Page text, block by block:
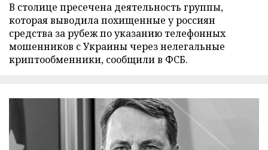
В столице пресечена деятельность группы,
которая выводила похищенные у россиян
средства за рубеж по указанию телефонных
мошенников с Украины через нелегальные
криптообменники, сообщили в ФСБ.